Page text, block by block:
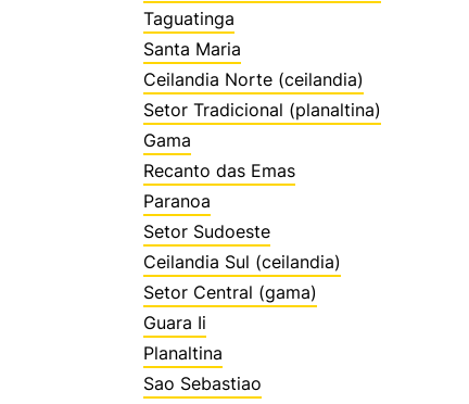
Taguatinga
Santa Maria
Ceilandia Norte (ceilandia)
Setor Tradicional (planaltina)
Gama
Recanto das Emas
Paranoa
Setor Sudoeste
Ceilandia Sul (ceilandia)
Setor Central (gama)
Guara Ii
Planaltina
Sao Sebastiao